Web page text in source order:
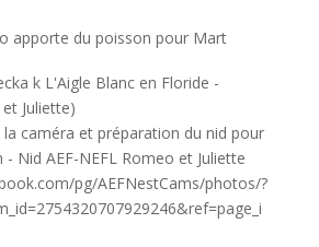
apporte du poisson pour Mart
k L'Aigle Blanc en Floride -
Juliette)
la caméra et préparation du nid pour
Nid AEF-NEFL Romeo et Juliette
pg/AEFNestCams/photos/?